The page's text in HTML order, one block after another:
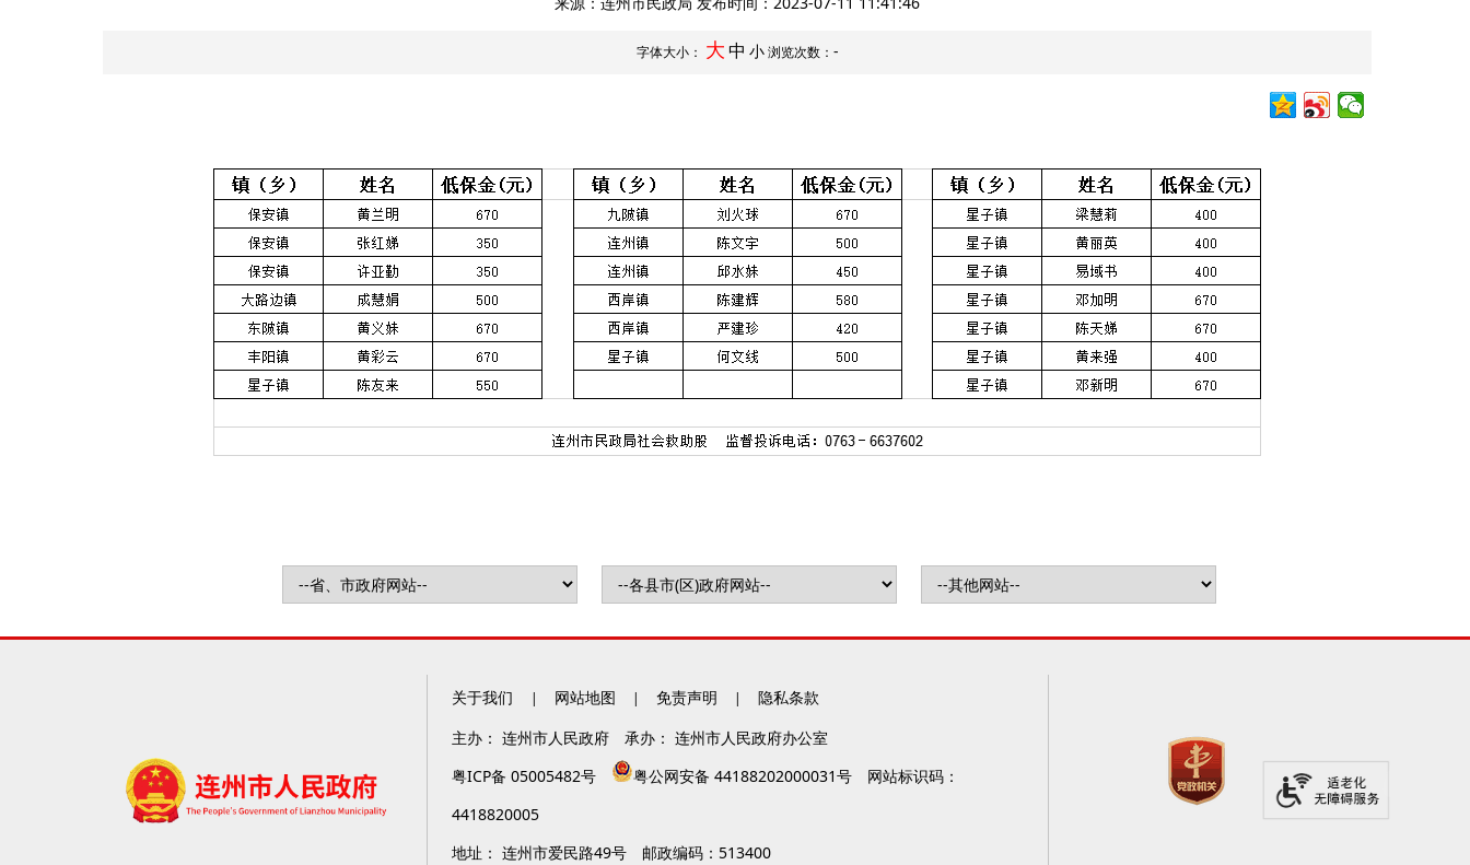
字体大小： 大中 小浏览次数： -
关于我们 | 网站地图 | 免责声明 | 隐私条款
主办： 连州市人民政府 承办： 连州市人民政府办公室
粤ICP备 05005482号 粤公网安备 44188202000031号
网站标识码：
4418820005
地址： 连州市爱民路49号 邮政编码：513400